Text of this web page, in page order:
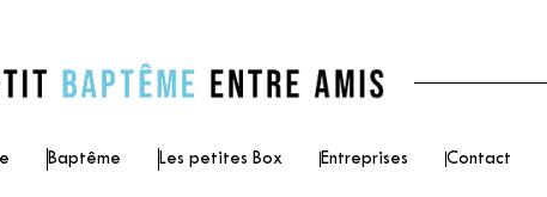
Baptême Les petites Box Entreprises Contact